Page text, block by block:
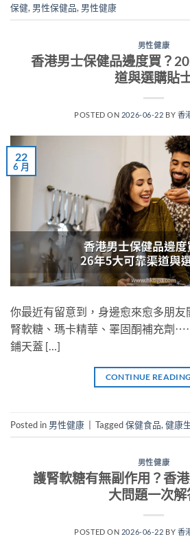
保健, 男性保健品, 男性健康
男性健康
香港男士保健品邊度買？
道與選購貼
POSTED ON 2026-06-22 BY 香
22
6 月
你最近有留意到，身邊愈來愈多朋
腎軟糖、瑪卡精華、睪固酮補充劑
鋪天蓋 […]
CONTINUE READING
Posted in 男性健康 Tagged保健食品, 健康
男性健康
護腎軟糖有無副作用？香
大問題一次解
POSTED ON 2026-06-22 BY 香